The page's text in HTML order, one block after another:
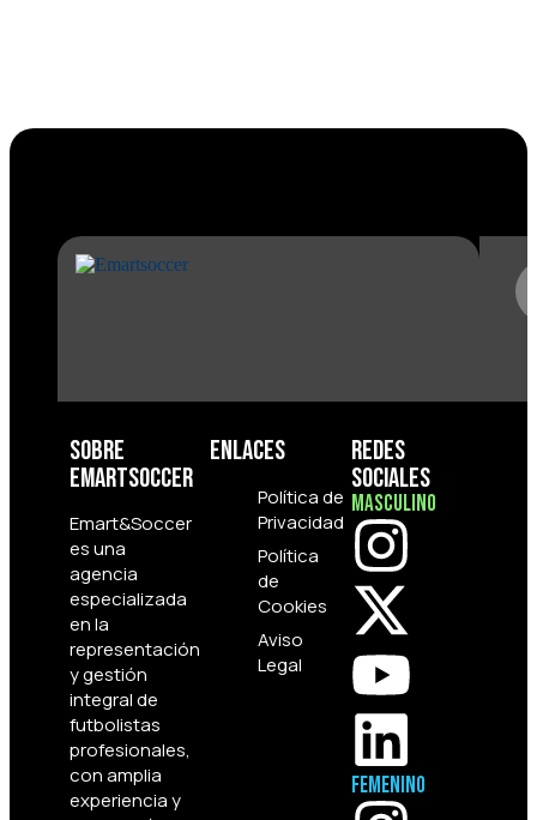
Sobre
Emartsoccer
Emart&Soccer
es una
agencia
especializada
en la
representación
y gestión
integral de
futbolistas
profesionales,
con amplia
experiencia y
Enlaces
Política de
Privacidad
Política
de
Cookies
Aviso
Legal
Redes
Sociales
Masculino
Femenino